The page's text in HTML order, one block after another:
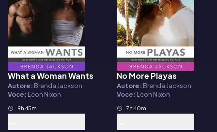
Audiolibro
What a Woman Wants
Autore: Brenda Jackson
Voce: Leon Nixon
9h 45m
Audiolibro
No More Playas
Autore: Brenda Jackson
Voce: Leon Nixon
7h 40m